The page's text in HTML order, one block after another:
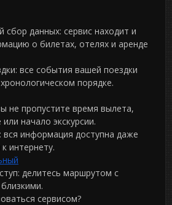
сбор данных: сервис находит и
о билетах, отелях и аренде
все события вашей поездки
порядке.
не пропустите время вылета,
начало экскурсии.
информация доступна даже
интернету.
делитесь маршрутом с
сервисом?